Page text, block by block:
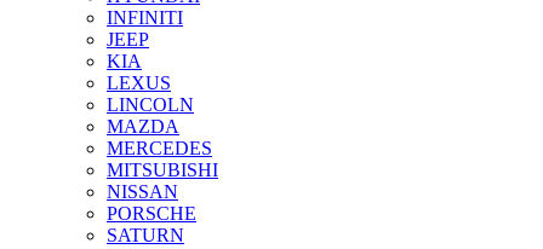
INFINITI
JEEP
KIA
LEXUS
LINCOLN
MAZDA
MERCEDES
MITSUBISHI
NISSAN
PORSCHE
SATURN